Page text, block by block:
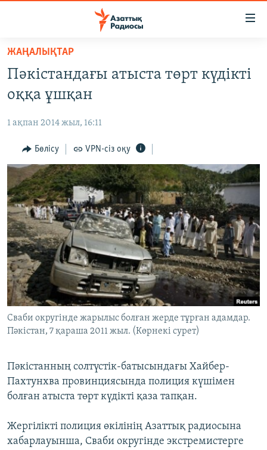
Skip
main
content
to
Navigation
Skip
Search
AZATTYQTV
ҚАҢТАР ОҚИҒАСЫ
АДАМ ҚҰҚЫҚТАРЫ
ӘЛЕУМЕТ
ӘЛЕМ
АРНАЙЫ ЖОБАЛАР
Русский
ЖАЗЫЛЫҢЫЗ
Басқа тілдерде
ЖАҢАЛЫҚТАР
Пәкістандағы атыста төрт күдікті
оққа ұшқан
1 ақпан 2014 жыл, 16:11
Бөлісу VPN-сіз оқу
Сваби округінде жарылыс болған жерде тұрған адамдар.
Пәкістан, 7 қараша 2011 жыл. (Көрнекі сурет)
Пәкістанның солтүстік-батысындағы Хайбер-
Пахтунхва провинциясында полиция күшімен
болған атыста төрт күдікті қаза тапқан.
Жергілікті полиция өкілінің Азаттық радиосына
хабарлауынша, Сваби округінде экстремистерге